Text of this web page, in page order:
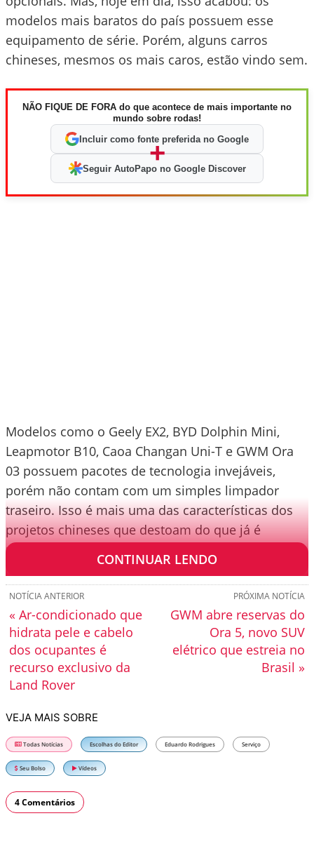
modelos mais baratos do país possuem esse
equipamento de série. Porém, alguns carros
chineses, mesmos os mais caros, estão vindo sem.
NÃO FIQUE DE FORA do que acontece de mais importante no
mundo sobre rodas!
Incluir como fonte preferida no Google
+
Seguir AutoPapo no Google Discover
Modelos como o Geely EX2, BYD Dolphin Mini,
Leapmotor B10, Caoa Changan Uni-T e GWM Ora
03 possuem pacotes de tecnologia invejáveis,
porém não contam com um simples limpador
traseiro. Isso é mais uma das características dos
projetos chineses que destoam do que já é
praticado em nosso mercado.
CONTINUAR LENDO
PRÓXIMA NOTÍCIA
GWM abre reservas do
Ora 5, novo SUV
elétrico que estreia no
Brasil »
NOTÍCIA ANTERIOR
« Ar-condicionado que
hidrata pele e cabelo
dos ocupantes é
recurso exclusivo da
Land Rover
VEJA MAIS SOBRE
Todas Notícias Escolhas do Editor Eduardo Rodrigues Serviço
Seu Bolso Vídeos
4 Comentários